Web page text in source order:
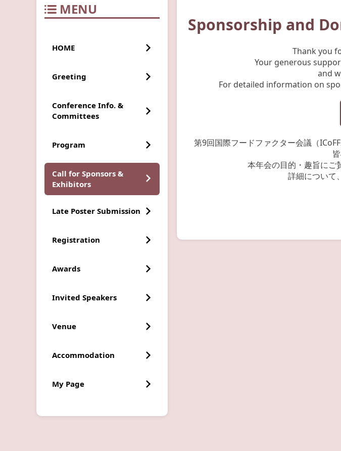
MENU
HOME
Greeting
Conference Info. &
Committees
Program
Call for Sponsors &
Exhibitors
Late Poster Submission
Registration
Awards
Invited Speakers
Venue
Accommodation
My Page
Sponsorship and
Thank you
Your generous
and
For detailed information on
第9回国際フードファクター会議（
本年会の目的・趣旨にご
詳細について